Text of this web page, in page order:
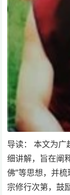
导读： 本文为
细讲解，旨在阐
佛”等思想，并
宗修行次第，鼓